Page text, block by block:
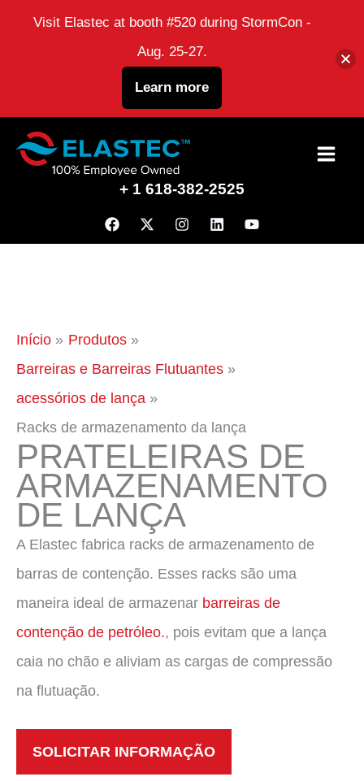
para
+ 1 618-382-2525
Início
Produtos
Barreiras e Barreiras Flutuantes
acessórios de lança
Racks de armazenamento da lança
PRATELEIRAS DE
ARMAZENAMENTO
DE LANÇA
A Elastec fabrica racks de armazenamento de
barras de contenção. Esses racks são uma
maneira ideal de armazenar barreiras de
contenção de petróleo., pois evitam que a lança
caia no chão e aliviam as cargas de compressão
na flutuação.
SOLICITAR INFORMAÇÃO
Visit Elastec at booth #520 during StormCon -
Aug. 25-27.
Learn more